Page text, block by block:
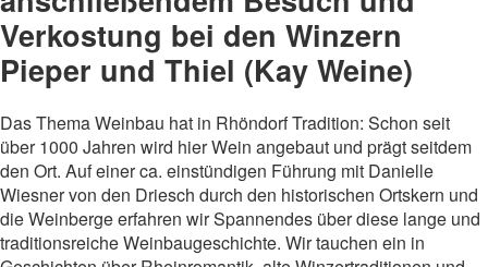
Verkostung bei den Winzern
Pieper und Thiel (Kay Weine)
Das Thema Weinbau hat in Rhöndorf Tradition: Schon seit
über 1000 Jahren wird hier Wein angebaut und prägt seitdem
den Ort. Auf einer ca. einstündigen Führung mit Danielle
Wiesner von den Driesch durch den historischen Ortskern und
die Weinberge erfahren wir Spannendes über diese lange und
traditionsreiche Weinbaugeschichte. Wir tauchen ein in